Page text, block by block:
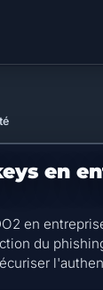
en
en
du